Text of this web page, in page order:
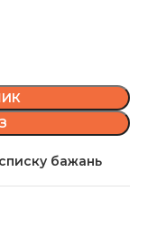
бажань